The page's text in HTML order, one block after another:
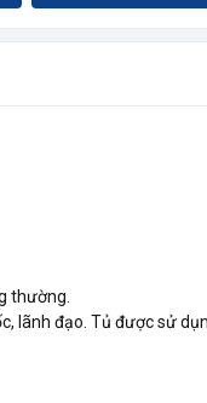
thường.
lãnh đạo. Tủ được sử